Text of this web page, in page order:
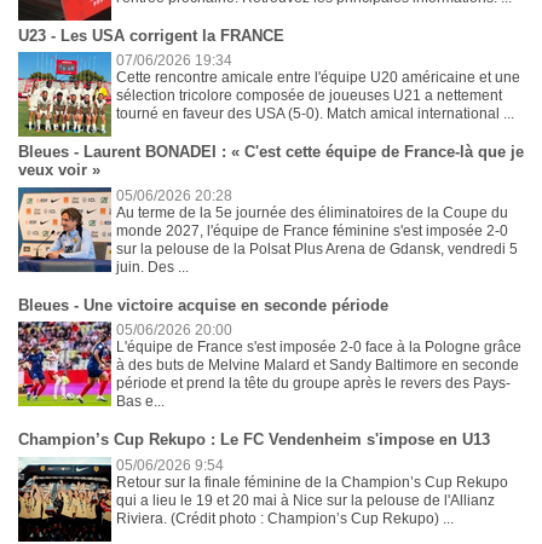
U23 - Les USA corrigent la FRANCE
07/06/2026 19:34
Cette rencontre amicale entre l'équipe U20 américaine et une
sélection tricolore composée de joueuses U21 a nettement
tourné en faveur des USA (5-0). Match amical international ...
Bleues - Laurent BONADEI : « C'est cette équipe de France-là que je
veux voir »
05/06/2026 20:28
Au terme de la 5e journée des éliminatoires de la Coupe du
monde 2027, l'équipe de France féminine s'est imposée 2-0
sur la pelouse de la Polsat Plus Arena de Gdansk, vendredi 5
juin. Des ...
Bleues - Une victoire acquise en seconde période
05/06/2026 20:00
L'équipe de France s'est imposée 2-0 face à la Pologne grâce
à des buts de Melvine Malard et Sandy Baltimore en seconde
période et prend la tête du groupe après le revers des Pays-
Bas e...
Champion’s Cup Rekupo : Le FC Vendenheim s'impose en U13
05/06/2026 9:54
Retour sur la finale féminine de la Champion’s Cup Rekupo
qui a lieu le 19 et 20 mai à Nice sur la pelouse de l'Allianz
Riviera. (Crédit photo : Champion’s Cup Rekupo) ...